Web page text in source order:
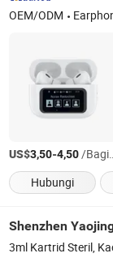
OEM/ODM Earphone Bluetooth, Speaker
US$3,50-4,50/Bagian
Hubungi
Shenzhen